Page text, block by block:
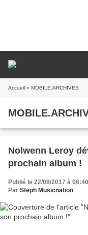
Accueil » MOBILE.ARCHIVES
Nolwenn Leroy
prochain album !
Publié le 22/08/2017 à 06:40
Par Steph Musicnation